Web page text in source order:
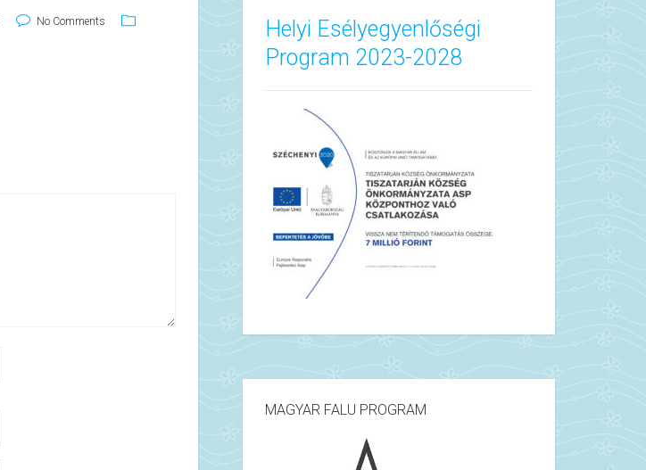
No Comments
Helyi Esélyegyenlőségi
Program 2023-2028
MAGYAR FALU PROGRAM